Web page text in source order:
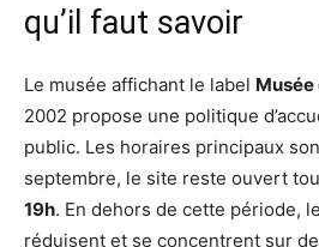
qu’il faut savoir
Le musée affichant le label Musée
2002 propose une politique
public. Les horaires principaux
septembre, le site reste ouvert
19h. En dehors de cette période,
réduisent et se concentrent sur